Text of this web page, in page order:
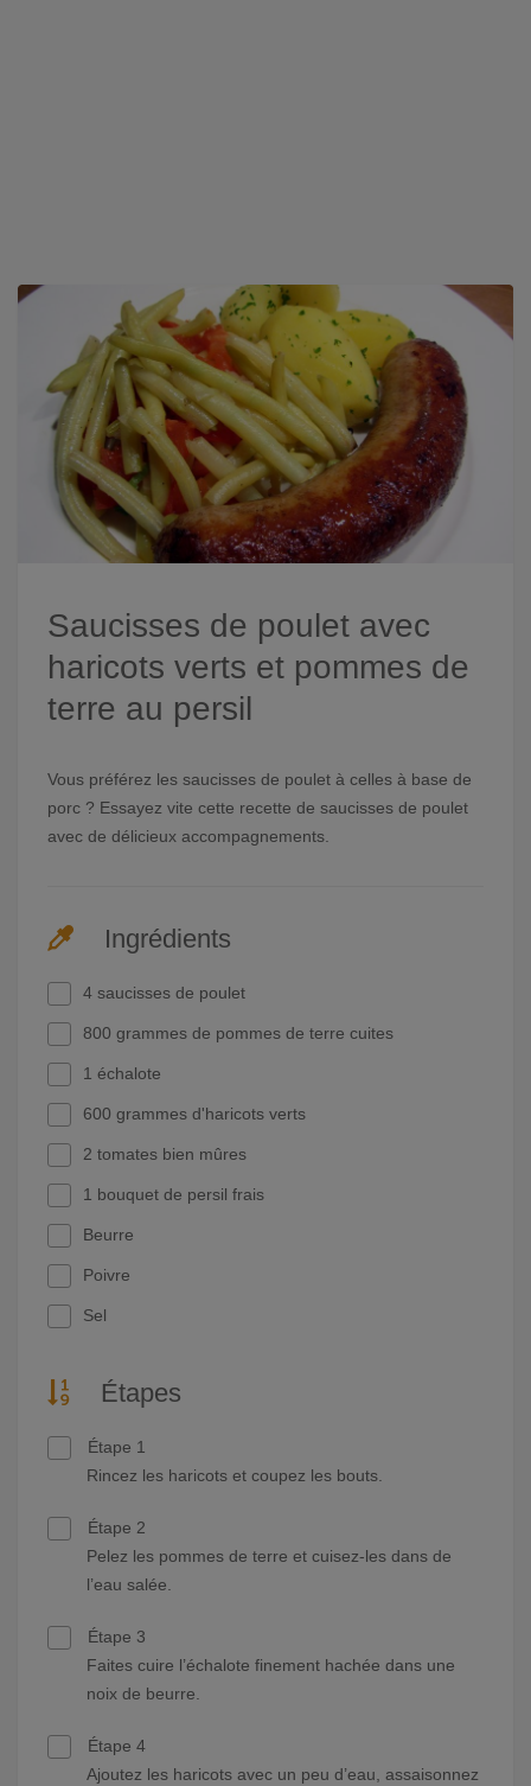
Saucisses de poulet avec
haricots verts et pommes de
terre au persil
Vous préférez les saucisses de poulet à celles à base de
porc ? Essayez vite cette recette de saucisses de poulet
avec de délicieux accompagnements.
Ingrédients
4 saucisses de poulet
800 grammes de pommes de terre cuites
1 échalote
600 grammes d'haricots verts
2 tomates bien mûres
1 bouquet de persil frais
Beurre
Poivre
Sel
Étapes
Étape 1
Rincez les haricots et coupez les bouts.
Étape 2
Pelez les pommes de terre et cuisez-les dans de
l’eau salée.
Étape 3
Faites cuire l’échalote finement hachée dans une
noix de beurre.
Étape 4
Ajoutez les haricots avec un peu d’eau, assaisonnez